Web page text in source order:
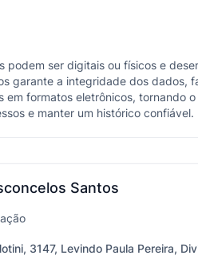
ser digitais ou físicos e
garante a integridade dos dados,
formatos eletrônicos, tornando
e manter um histórico confiável.
Santos
3147, Levindo Paula Pereira,